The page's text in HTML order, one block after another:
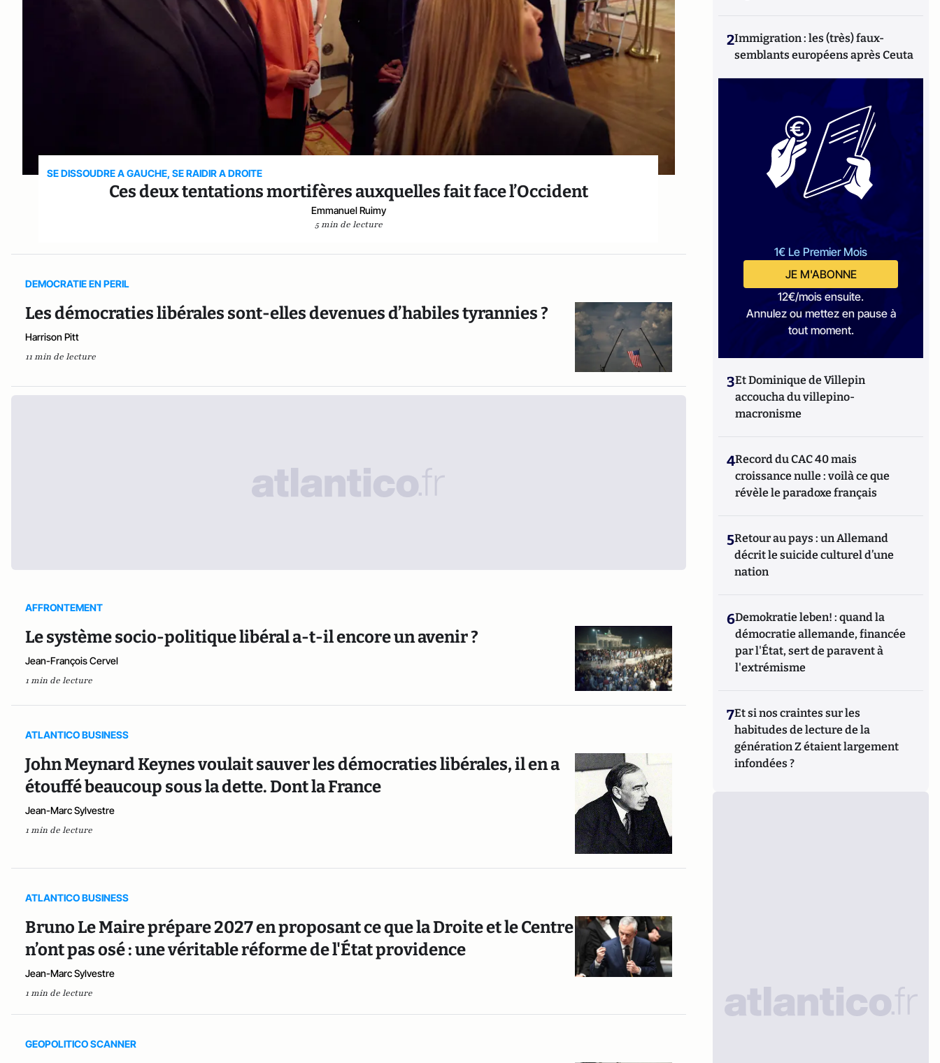
SE DISSOUDRE A GAUCHE, SE RAIDIR A DROITE
Ces deux tentations mortifères auxquelles fait face l’Occident
Emmanuel Ruimy
5 min de lecture
DEMOCRATIE EN PERIL
Les démocraties libérales sont-elles devenues d’habiles tyrannies ?
Harrison Pitt
11 min de lecture
AFFRONTEMENT
Le système socio-politique libéral a-t-il encore un avenir ?
Jean-François Cervel
1 min de lecture
ATLANTICO BUSINESS
John Meynard Keynes voulait sauver les démocraties libérales, il en a
étouffé beaucoup sous la dette. Dont la France
Jean-Marc Sylvestre
1 min de lecture
ATLANTICO BUSINESS
Bruno Le Maire prépare 2027 en proposant ce que la Droite et le Centre
n’ont pas osé : une véritable réforme de l'État providence
Jean-Marc Sylvestre
1 min de lecture
GEOPOLITICO SCANNER
2Immigration : les (très) faux-
semblants européens après Ceuta
1€ Le Premier Mois
JE M'ABONNE
12€/mois ensuite.
Annulez ou mettez en pause à
tout moment.
3Et Dominique de Villepin
accoucha du villepino-
macronisme
4Record du CAC 40 mais
croissance nulle : voilà ce que
révèle le paradoxe français
5Retour au pays : un Allemand
décrit le suicide culturel d’une
nation
6Demokratie leben! : quand la
démocratie allemande, financée
par l'État, sert de paravent à
l'extrémisme
7Et si nos craintes sur les
habitudes de lecture de la
génération Z étaient largement
infondées ?